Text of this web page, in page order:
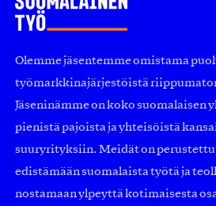
Olemme jäsentemme omistama
työmarkkinajärjestöistä
Jäseninämme on koko suomalaisen
pienistä pajoista ja yhteisöistä
suuryrityksiin. Meidät on perustettu
edistämään suomalaista työtä ja
nostamaan ylpeyttä kotimaisesta